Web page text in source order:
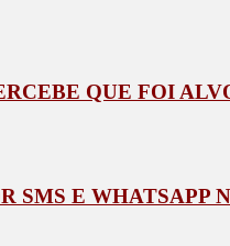
QUE FOI
SMS E WHATSAPP